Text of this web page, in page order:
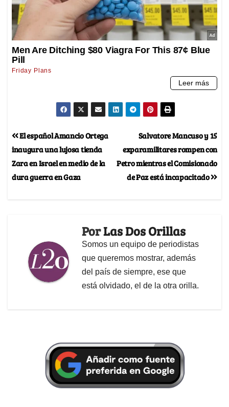
Salvatore Mancuso y 15
exparamilitares rompen con
Petro mientras el Comisionado
de Paz está incapacitado
El español Amancio Ortega
inaugura una lujosa tienda
Zara en Israel en medio de la
dura guerra en Gaza
PorLas Dos Orillas
Somos un equipo de periodistas
que queremos mostrar, además
del país de siempre, ese que
está olvidado, el de la otra orilla.